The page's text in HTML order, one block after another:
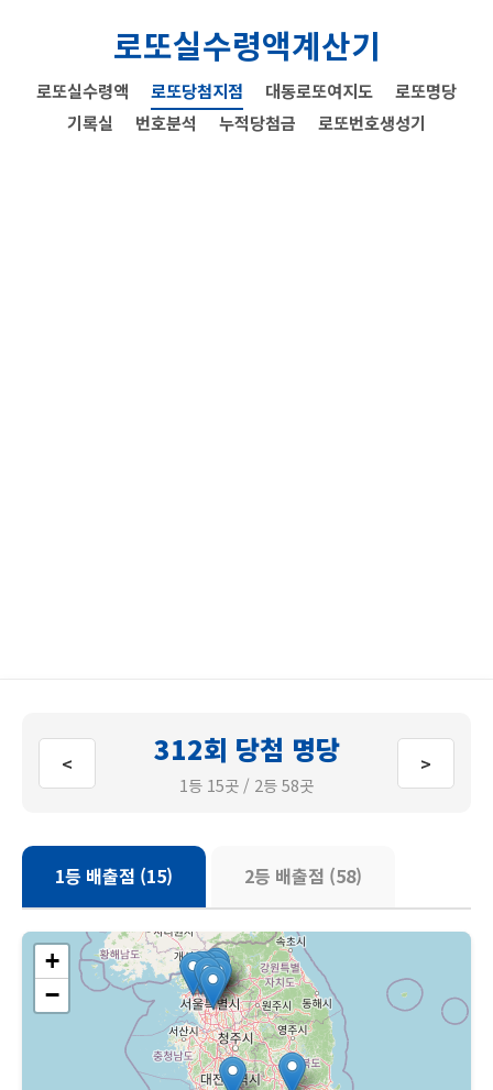
로또실수령액계산기
로또실수령액 로또당첨지점 대동로또여지도
로또명당
기록실
번호분석 누적당첨금 로또번호생성기
< 312회 당첨 명당
1등 15곳 / 2등 58곳
>
1등 배출점 (15) 2등 배출점 (58)
+
−